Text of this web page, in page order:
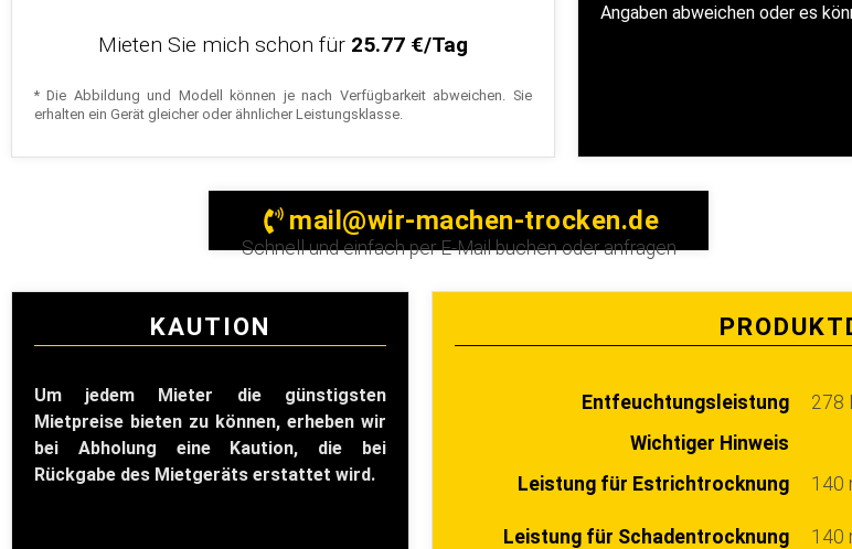
Mieten Sie mich schon für 25.77 €/Tag
* Die Abbildung und Modell können je nach Verfügbarkeit abweichen. Sie
erhalten ein Gerät gleicher oder ähnlicher Leistungsklasse.
Angaben abweichen oder es
mail@wir-machen-trocken.de
Schnell und einfach per E-Mail buchen oder anfragen
KAUTION
Um jedem Mieter die günstigsten
Mietpreise bieten zu können, erheben wir
bei Abholung eine Kaution, die bei
Rückgabe des Mietgeräts erstattet wird.
Entfeuchtungsleistung
278
Wichtiger Hinweis
Leistung für Estrichtrocknung
140
Leistung für Schadentrocknung 140